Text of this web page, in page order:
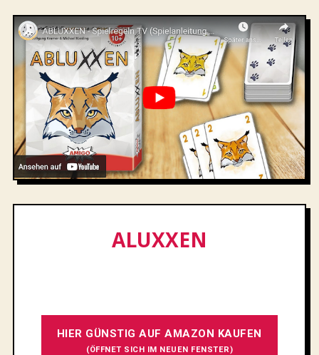
ALUXXEN
HIER GÜNSTIG AUF AMAZON KAUFEN
(ÖFFNET SICH IM NEUEN FENSTER)